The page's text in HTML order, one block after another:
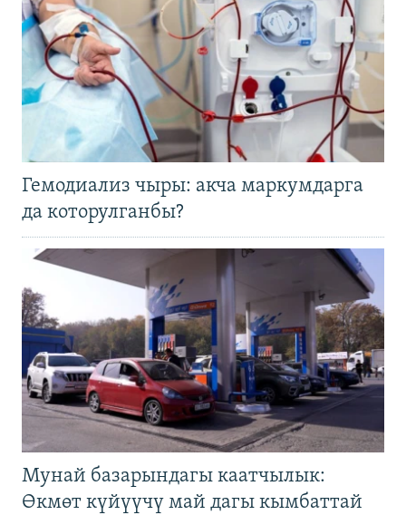
Гемодиализ чыры: акча маркумдарга
да которулганбы?
Мунай базарындагы каатчылык:
Өкмөт күйүүчү май дагы кымбаттай